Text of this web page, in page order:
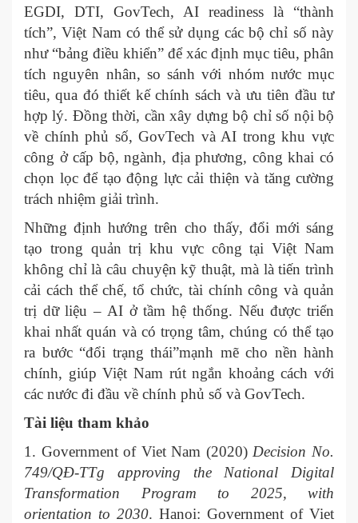
EGDI, DTI, GovTech, AI readiness là “thành
tích”, Việt Nam có thể sử dụng các bộ chỉ số này
như “bảng điều khiển” để xác định mục tiêu, phân
tích nguyên nhân, so sánh với nhóm nước mục
tiêu, qua đó thiết kế chính sách và ưu tiên đầu tư
hợp lý. Đồng thời, cần xây dựng bộ chỉ số nội bộ
về chính phủ số, GovTech và AI trong khu vực
công ở cấp bộ, ngành, địa phương, công khai có
chọn lọc để tạo động lực cải thiện và tăng cường
trách nhiệm giải trình.
Những định hướng trên cho thấy, đổi mới sáng
tạo trong quản trị khu vực công tại Việt Nam
không chỉ là câu chuyện kỹ thuật, mà là tiến trình
cải cách thể chế, tổ chức, tài chính công và quản
trị dữ liệu – AI ở tầm hệ thống. Nếu được triển
khai nhất quán và có trọng tâm, chúng có thể tạo
ra bước “đổi trạng thái”mạnh mẽ cho nền hành
chính, giúp Việt Nam rút ngắn khoảng cách với
các nước đi đầu về chính phủ số và GovTech.
Tài liệu tham khảo
1. Government of Viet Nam (2020) Decision No.
749/QĐ-TTg approving the National Digital
Transformation Program to 2025, with
orientation to 2030. Hanoi: Government of Viet